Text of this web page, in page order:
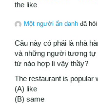
the like
Một người ẩn danh đã
Câu này có phải là nhà
và những người tương tự
từ nào hợp lí vậy thầy?
The restaurant is
(A) like
(B) same